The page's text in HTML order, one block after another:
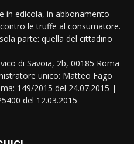
in edicola, in abbonamento
le truffe al consumatore.
parte: quella del cittadino
di Savoia, 2b, 00185 Roma
unico: Matteo Fago
149/2015 del 24.07.2015 |
del 12.03.2015